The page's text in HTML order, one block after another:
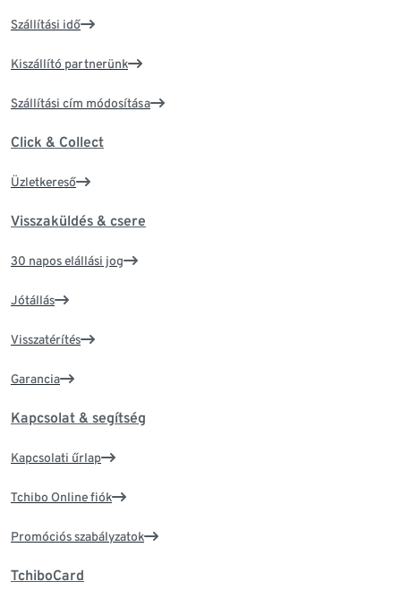
Szállítási idő
Kiszállító partnerünk
Szállítási cím módosítása
Click & Collect
Üzletkereső
Visszaküldés & csere
30 napos elállási jog
Jótállás
Visszatérítés
Garancia
Kapcsolat & segítség
Kapcsolati űrlap
Tchibo Online fiók
Promóciós szabályzatok
TchiboCard